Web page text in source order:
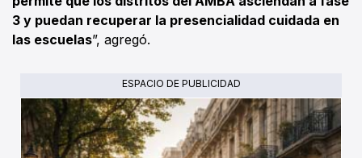
3 y puedan recuperar la presencialidad cuidada en
las escuelas”, agregó.
ESPACIO DE PUBLICIDAD